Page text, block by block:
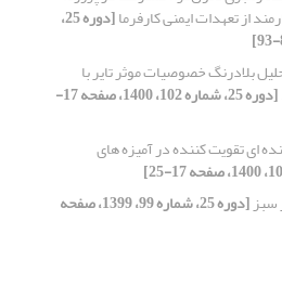
از تعهدات ایمنی کارفرما [دوره 25،
بلادرنگ خصوصیات موثر تایر با
[دوره 25، شماره 102، 1400، صفحه 17-
ای تقویت کننده در آمیزه های
سبز [دوره 25، شماره 99، 1399، صفحه